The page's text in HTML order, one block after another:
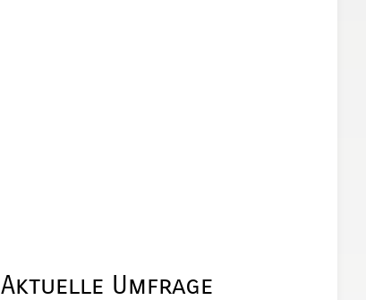
Aktuelle Umfrage